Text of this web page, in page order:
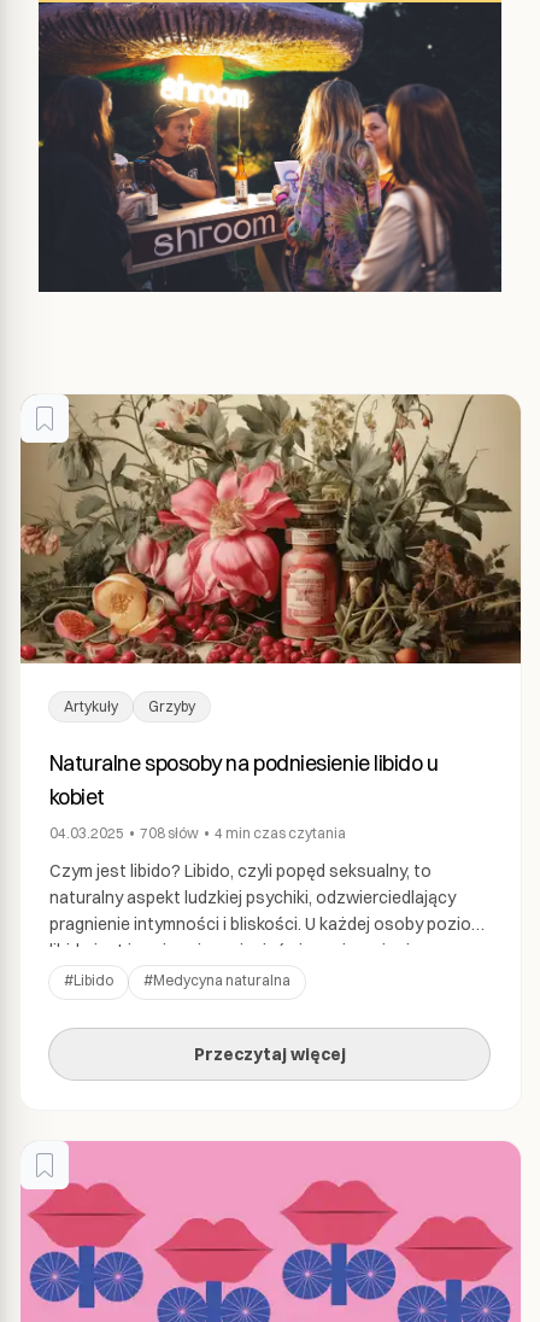
Artykuły Grzyby
Naturalne sposoby na podniesienie libido u
kobiet
04.03.2025 • 708 słów • 4 min czas czytania
Czym jest libido? Libido, czyli popęd seksualny, to
naturalny aspekt ludzkiej psychiki, odzwierciedlający
pragnienie intymności i bliskości. U każdej osoby poziom
libido jest inny i może zmieniać się w ciągu życia,
reagując na hormony, stan emocjonalny, styl życia czy
relacje z innymi ludźmi. Co wpływa na poziom libido? 1.
Hormony Hormony płciowe, takie jak estrogen, […]
#Libido #Medycyna naturalna
Przeczytaj więcej